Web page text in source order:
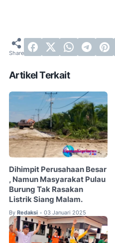
Artikel Terkait
Dihimpit Perusahaan Besar
, Namun Masyarakat Pulau
Burung Tak Rasakan
Listrik Siang Malam.
By Redaksi • 03 Januari 2025